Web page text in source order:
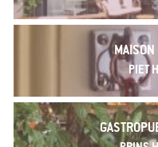
PIET